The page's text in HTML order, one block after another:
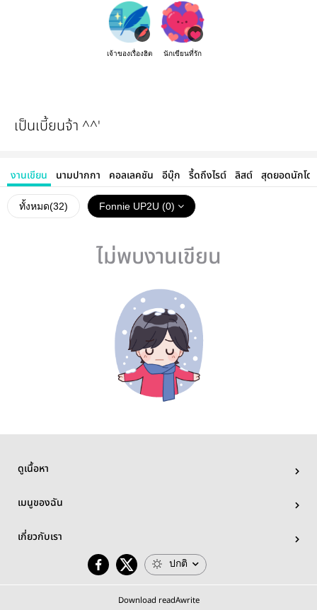
เจ้าของเรื่องฮิต นักเขียนที่รัก
เป็นเบี้ยนจ้า ^^'
งานเขียน นามปากกา คอลเลคชัน อีบุ๊ก รี้ดถึงไรต์ ลิสต์ สุดยอดนักโด
ทั้งหมด(32) Fonnie UP2U (0)
ไม่พบงานเขียน
ดูเนื้อหา
เมนูของฉัน
เกี่ยวกับเรา
ปกติ
Download readAwrite